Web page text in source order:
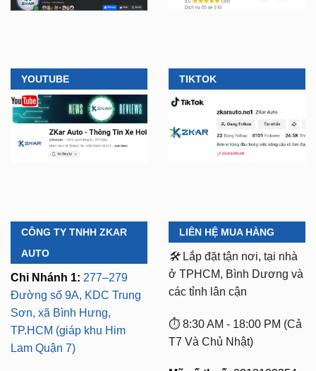
YOUTUBE TIKTOK
CÔNG TY TNHH ZKAR
AUTO
Chi Nhánh 1: 277–279
Đường số 9A, KDC Trung
Sơn, xã Bình Hưng,
TP.HCM (giáp khu Him
Lam Quận 7)
LIÊN HỆ MUA HÀNG
🛠️ Lắp đặt tận nơi, tại nhà
ở TPHCM, Bình Dương và
các tỉnh lân cận
⏱️ 8:30 AM - 18:00 PM (Cả
T7 Và Chủ Nhật)